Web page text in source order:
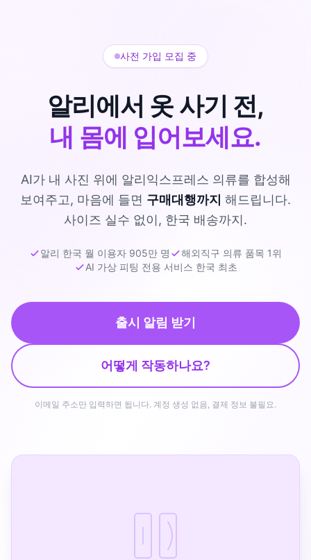
사전 가입 모집 중
알리에서 옷 사기 전,
내 몸에 입어보세요.
AI가 내 사진 위에 알리익스프레스 의류를 합성해
보여주고, 마음에 들면 구매대행까지 해드립니다.
사이즈 실수 없이, 한국 배송까지.
알리 한국 월 이용자 905만 명
해외직구 의류 품목 1위
AI 가상 피팅 전용 서비스 한국 최초
출시 알림 받기
어떻게 작동하나요?
이메일 주소만 입력하면 됩니다. 계정 생성 없음, 결제 정보 불필요.